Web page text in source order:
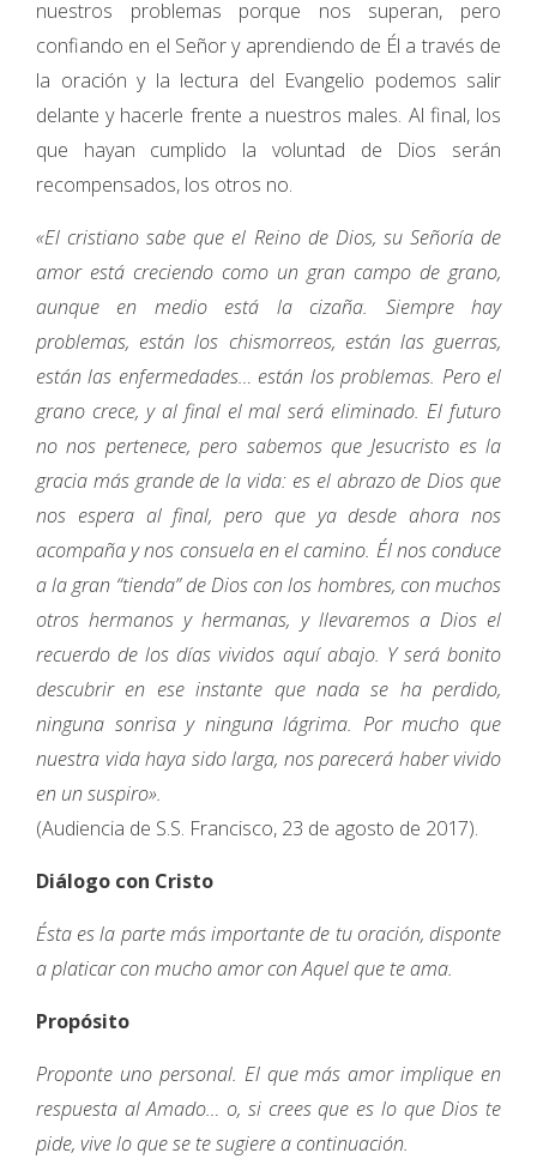
nuestros problemas porque nos superan, pero
confiando en el Señor y aprendiendo de Él a través de
la oración y la lectura del Evangelio podemos salir
delante y hacerle frente a nuestros males. Al final, los
que hayan cumplido la voluntad de Dios serán
recompensados, los otros no.
«El cristiano sabe que el Reino de Dios, su Señoría de
amor está creciendo como un gran campo de grano,
aunque en medio está la cizaña. Siempre hay
problemas, están los chismorreos, están las guerras,
están las enfermedades… están los problemas. Pero el
grano crece, y al final el mal será eliminado. El futuro
no nos pertenece, pero sabemos que Jesucristo es la
gracia más grande de la vida: es el abrazo de Dios que
nos espera al final, pero que ya desde ahora nos
acompaña y nos consuela en el camino. Él nos conduce
a la gran “tienda” de Dios con los hombres, con muchos
otros hermanos y hermanas, y llevaremos a Dios el
recuerdo de los días vividos aquí abajo. Y será bonito
descubrir en ese instante que nada se ha perdido,
ninguna sonrisa y ninguna lágrima. Por mucho que
nuestra vida haya sido larga, nos parecerá haber vivido
en un suspiro».
(Audiencia de S.S. Francisco, 23 de agosto de 2017).
Diálogo con Cristo
Ésta es la parte más importante de tu oración, disponte
a platicar con mucho amor con Aquel que te ama.
Propósito
Proponte uno personal. El que más amor implique en
respuesta al Amado… o, si crees que es lo que Dios te
pide, vive lo que se te sugiere a continuación.